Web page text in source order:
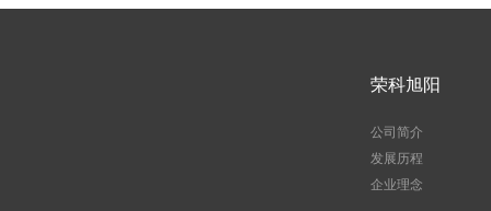
荣科旭阳
公司简介
发展历程
企业理念